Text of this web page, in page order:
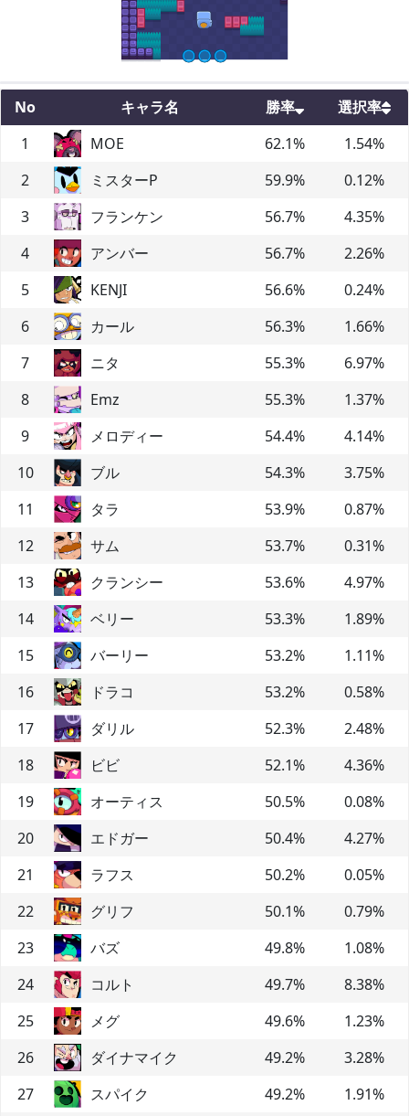
No キャラ名 勝率
選択率
1
MOE 62.1% 1.54%
2
ミスターP 59.9% 0.12%
3
フランケン 56.7% 4.35%
4
アンバー 56.7% 2.26%
5
KENJI 56.6% 0.24%
6
カール 56.3% 1.66%
7
ニタ 55.3% 6.97%
8
Emz 55.3% 1.37%
9
メロディー 54.4% 4.14%
10
ブル 54.3% 3.75%
11
タラ 53.9% 0.87%
12
サム 53.7% 0.31%
13
クランシー 53.6% 4.97%
14
ベリー 53.3% 1.89%
15
バーリー 53.2% 1.11%
16
ドラコ 53.2% 0.58%
17
ダリル 52.3% 2.48%
18
ビビ 52.1% 4.36%
19
オーティス 50.5% 0.08%
20
エドガー 50.4% 4.27%
21
ラフス 50.2% 0.05%
22
グリフ 50.1% 0.79%
23
バズ 49.8% 1.08%
24
コルト 49.7% 8.38%
25
メグ 49.6% 1.23%
26
ダイナマイク 49.2% 3.28%
27
スパイク 49.2% 1.91%